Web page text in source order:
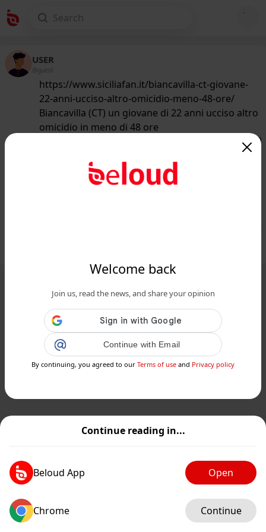
Continue reading in...
Beloud App Open
Chrome Continue
Welcome back
Join us, read the news, and share your opinion
Continue with Email
By continuing, you agreed to our Terms of use and Privacy policy
USER
@guest
https://www.siciliafan.it/biancavilla-ct-giovane-
22-anni-ucciso-altro-omicidio-meno-48-ore/
Biancavilla (CT) un giovane di 22 anni ucciso altro
omicidio in meno di 48 ore
/50
Biancavilla (CT) un giovane di 22 anni
ucciso altro omicidio in meno di 48